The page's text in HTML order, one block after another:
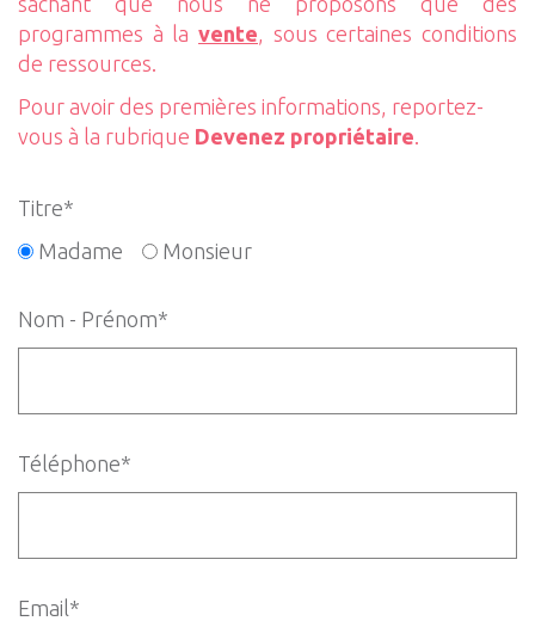
programmes à la vente, sous certaines conditions
de ressources.
Pour avoir des premières informations, reportez-
vous à la rubrique Devenez propriétaire.
Titre*
Madame
Monsieur
Nom - Prénom*
Téléphone*
Email*